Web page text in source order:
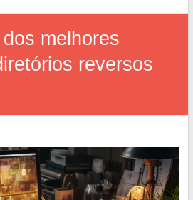
melhores
reversos